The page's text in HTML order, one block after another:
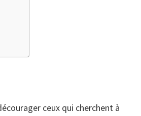
ceux qui cherchent à